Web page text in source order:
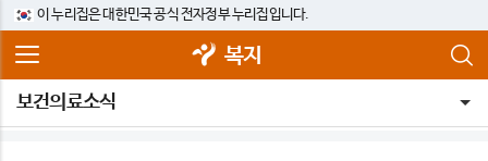
이 누리집은 대한민국 공식 전자정부 누리집입니다.
복지
보건의료소식